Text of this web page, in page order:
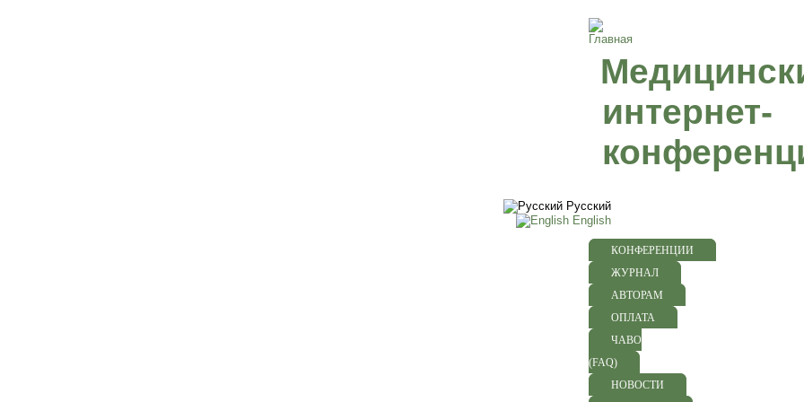
интернет-
Русский
English
КОНФЕРЕНЦИИ
ЖУРНАЛ
АВТОРАМ
ОПЛАТА
ЧАВО
(FAQ)
НОВОСТИ